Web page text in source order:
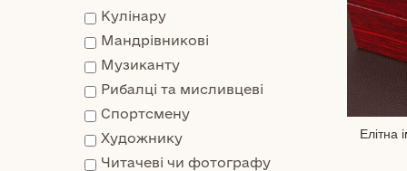
Кулінару
Мандрівникові
Музиканту
Рибалці та мисливцеві
Спортсмену
Художнику
Читачеві чи фотографу
Елітна